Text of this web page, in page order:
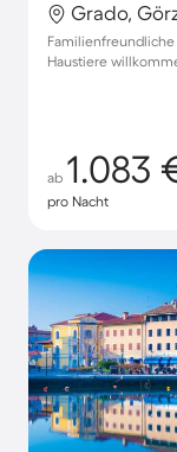
Grado,
Haustiere
ab 1.083
pro Nacht